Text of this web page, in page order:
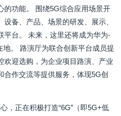
的功能。 围绕5G综合应用场景开
备、产品、场景的研发、展示、
平台。 未来，这里还将成为华为-
地。 路演厅为联合创新平台成员提
欢迎选购，为企业项目路演、产业
作交流等提供服务，体现5G创
，正在积极打造“6G”（即5G+低